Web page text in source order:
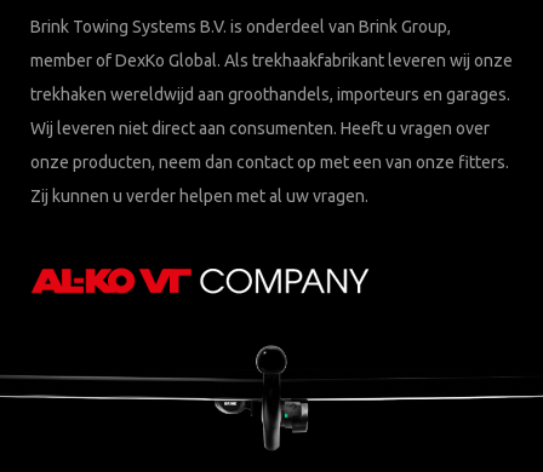
Brink Towing Systems B.V. is onderdeel van Brink Group,
member of DexKo Global. Als trekhaakfabrikant leveren wij onze
trekhaken wereldwijd aan groothandels, importeurs en garages.
Wij leveren niet direct aan consumenten. Heeft u vragen over
onze producten, neem dan contact op met een van onze fitters.
Zij kunnen u verder helpen met al uw vragen.